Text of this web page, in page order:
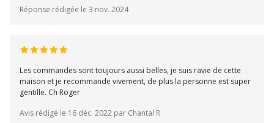
Réponse rédigée le 3 nov. 2024
Les commandes sont toujours aussi belles, je suis ravie de cette
maison et je recommande vivement, de plus la personne est super
gentille. Ch Roger
Avis rédigé le 16 déc. 2022 par Chantal R